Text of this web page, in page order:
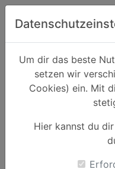
Um dir das beste
setzen wir
Cookies) ein. Mit
Hier kannst du
Schnäppchen
Black Friday